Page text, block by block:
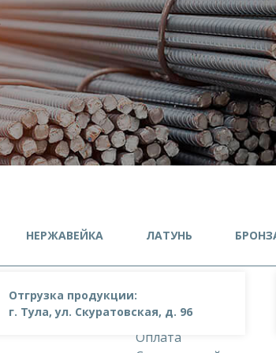
Отгрузка продукции:
г. Тула, ул. Скуратовская, д. 96
НЕРЖАВЕЙКА ЛАТУНЬ
О компании
Доставка
Оплата